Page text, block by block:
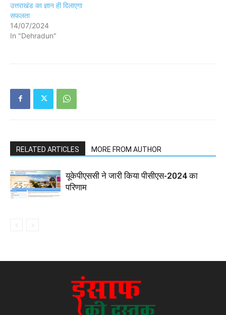
उत्तराखंड का ज्ञान ही दिलाएगा
सफलता
14/07/2024
In "Dehradun"
RELATED ARTICLES MORE FROM AUTHOR
यूकेपीएससी ने जारी किया पीसीएस-2024 का
परिणाम